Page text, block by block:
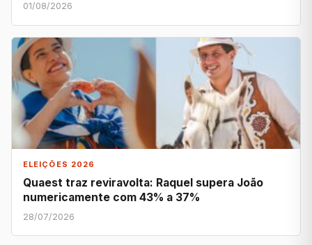
01/08/2026
ELEIÇÕES 2026
Quaest traz reviravolta: Raquel supera João
numericamente com 43% a 37%
28/07/2026